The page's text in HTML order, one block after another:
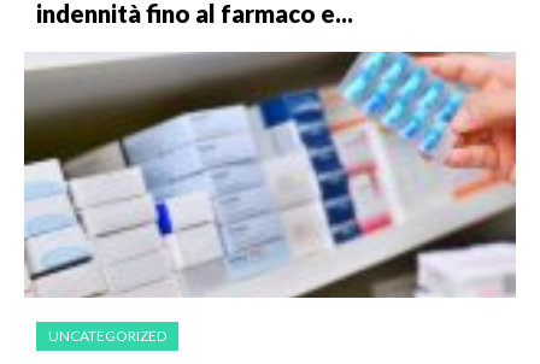
indennità fino al farmaco e...
UNCATEGORIZED